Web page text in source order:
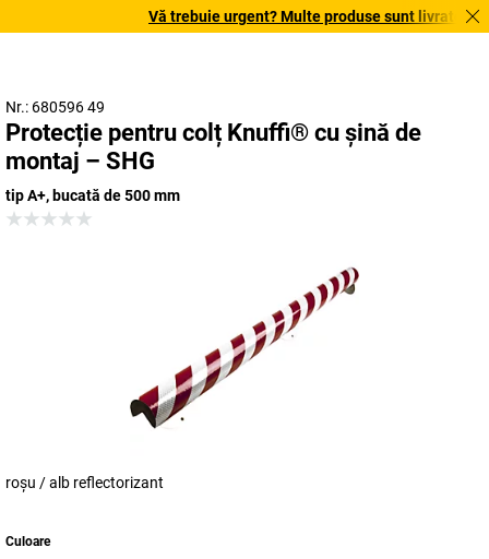
Vă trebuie urgent? Multe produse sunt livrate în
Nr.: 680596 49
Protecție pentru colț Knuffi® cu șină de
montaj – SHG
tip A+, bucată de 500 mm
roșu / alb reflectorizant
Culoare